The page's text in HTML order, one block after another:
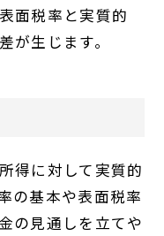
面税率と実質的
が生じます。
得に対して実質的
の基本や表面税率
の見通しを立てや